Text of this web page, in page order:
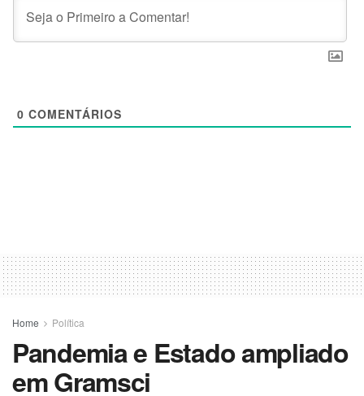
0 COMENTÁRIOS
Home Política
Pandemia e Estado ampliado
em Gramsci